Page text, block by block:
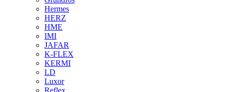
Hermes
HERZ
HME
IMI
JAFAR
K-FLEX
KERMI
LD
Luxor
Reflex